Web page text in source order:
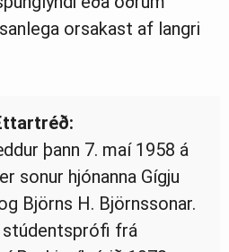
orsakast af langri
þann 7. maí 1958 á
sonur hjónanna Gígju
Björns H. Björnssonar.
stúdentsprófi frá